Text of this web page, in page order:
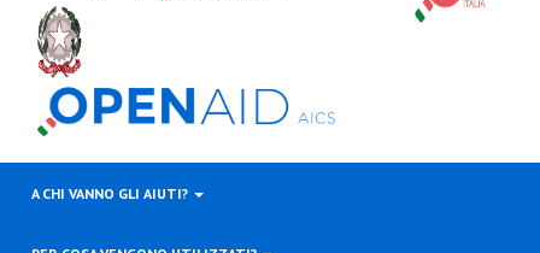
A CHI VANNO GLI AIUTI?